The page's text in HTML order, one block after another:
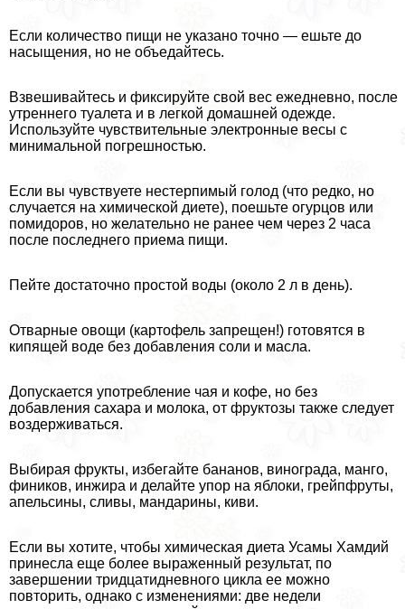
Если количество пищи не указано точно — ешьте до
насыщения, но не объедайтесь.
Взвешивайтесь и фиксируйте свой вес ежедневно, после
утреннего туалета и в легкой домашней одежде.
Используйте чувствительные электронные весы с
минимальной погрешностью.
Если вы чувствуете нестерпимый голод (что редко, но
случается на химической диете), поешьте огурцов или
помидоров, но желательно не ранее чем через 2 часа
после последнего приема пищи.
Пейте достаточно простой воды (около 2 л в день).
Отварные овощи (картофель запрещен!) готовятся в
кипящей воде без добавления соли и масла.
Допускается употрeбление чая и кофе, но без
добавления сахара и молока, от фруктозы также следует
воздерживаться.
Выбирая фрукты, избегайте бананов, винограда, манго,
фиников, инжира и делайте упор на яблоки, грейпфруты,
апельсины, сливы, мaндарины, киви.
Если вы хотите, чтобы химическая диета Усамы Хамдий
принесла еще более выраженный результат, по
завершении тридцатидневного цикла ее можно
повторить, однако с изменениями: две недели